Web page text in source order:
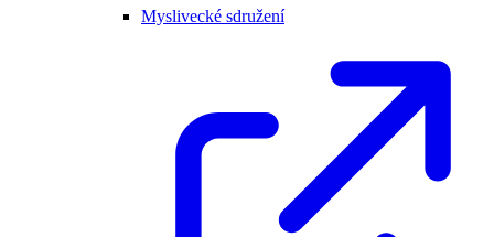
Myslivecké sdružení